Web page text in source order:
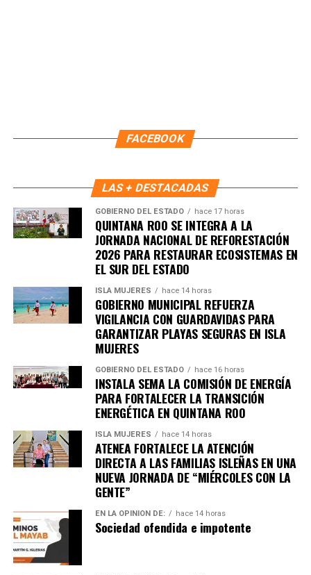
entre autoridades y ciudadanía, permitiendo respuestas
más rápidas y una coordinación efectiva que impulsa la
Benito Juárez avanza hacia un modelo de convivencia
basado en la participación activa, el respeto y la
responsabilidad compartida.
Fuente: 5to Poder Agencia de Noticias
Recibe las noticias al instante
FACEBOOK
LAS + DESTACADAS
GOBIERNO DEL ESTADO hace 17 horas
QUINTANA ROO SE INTEGRA A LA
JORNADA NACIONAL DE REFORESTACIÓN
2026 PARA RESTAURAR ECOSISTEMAS EN
EL SUR DEL ESTADO
ISLA MUJERES hace 14 horas
GOBIERNO MUNICIPAL REFUERZA
VIGILANCIA CON GUARDAVIDAS PARA
GARANTIZAR PLAYAS SEGURAS EN ISLA
MUJERES
GOBIERNO DEL ESTADO hace 16 horas
INSTALA SEMA LA COMISIÓN DE ENERGÍA
PARA FORTALECER LA TRANSICIÓN
ENERGÉTICA EN QUINTANA ROO
ISLA MUJERES hace 14 horas
ATENEA FORTALECE LA ATENCIÓN
DIRECTA A LAS FAMILIAS ISLEÑAS EN UNA
NUEVA JORNADA DE “MIÉRCOLES CON LA
GENTE”
EN LA OPINIÓN DE: hace 14 horas
Sociedad ofendida e impotente